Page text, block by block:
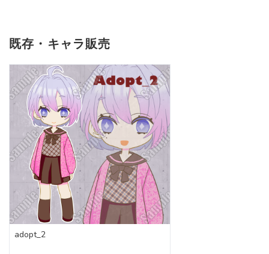
既存・キャラ販売
adopt_2